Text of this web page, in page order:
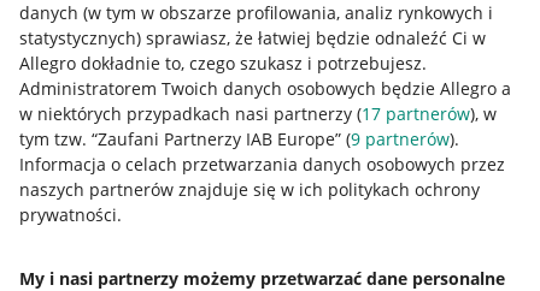
danych (w tym w obszarze profilowania, analiz rynkowych i
statystycznych) sprawiasz, że łatwiej będzie odnaleźć Ci w
Allegro dokładnie to, czego szukasz i potrzebujesz.
Administratorem Twoich danych osobowych będzie Allegro a
w niektórych przypadkach nasi partnerzy (17 partnerów), w
tym tzw. “Zaufani Partnerzy IAB Europe” (9 partnerów).
Informacja o celach przetwarzania danych osobowych przez
naszych partnerów znajduje się w ich politykach ochrony
prywatności.
My i nasi partnerzy możemy przetwarzać dane personalne
Przydatne informacje
Jak to działa